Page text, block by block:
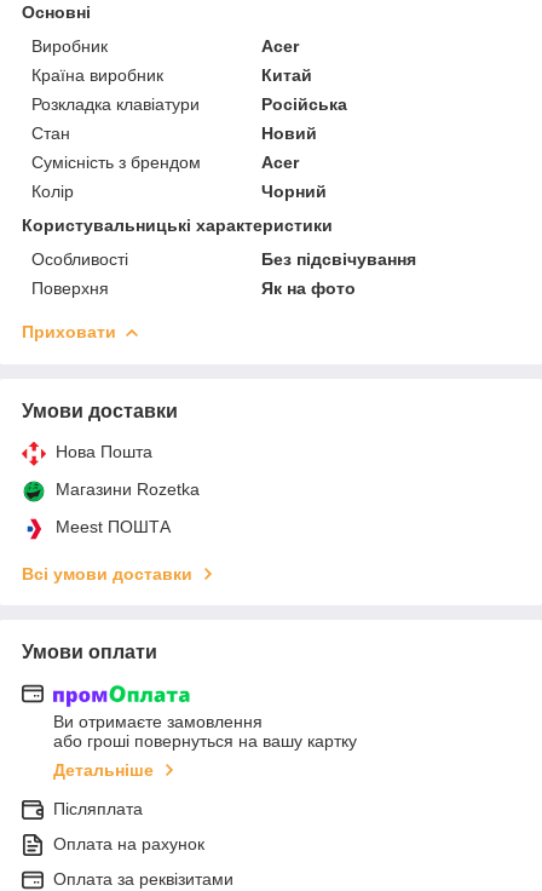
Основні
Виробник
Acer
Країна виробник
Китай
Розкладка клавіатури
Російська
Стан
Новий
Сумісність з брендом
Acer
Колір
Чорний
Користувальницькі характеристики
Особливості
Без підсвічування
Поверхня
Як на фото
Приховати
Умови доставки
Нова Пошта
Магазини Rozetka
Meest ПОШТА
Всі умови доставки
Умови оплати
Ви отримаєте замовлення
або гроші повернуться на вашу картку
Детальніше
Післяплата
Оплата на рахунок
Оплата за реквізитами